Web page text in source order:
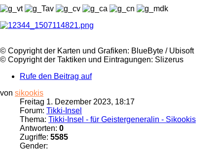
©️ Copyright der Karten und Grafiken: BlueByte / Ubisoft
©️ Copyright der Taktiken und Eintragungen: Slizerus
Rufe den Beitrag auf
von sikookis
Freitag 1. Dezember 2023, 18:17
Forum: Tikki-Insel
Thema: Tikki-Insel - für Geistergeneralin - Sikookis
Antworten: 0
Zugriffe: 5585
Gender: